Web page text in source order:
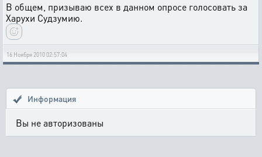
В общем, призываю всех в данном опросе голосовать за
Харухи Судзумию.
16 Ноября 2010 02:57:04
Информация
Вы не авторизованы